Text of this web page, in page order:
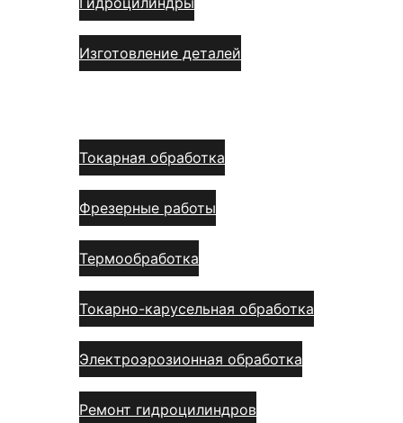
Изготовление деталей
Токарная обработка
Фрезерные работы
Термообработка
Токарно-карусельная обработка
Электроэрозионная обработка
Ремонт гидроцилиндров